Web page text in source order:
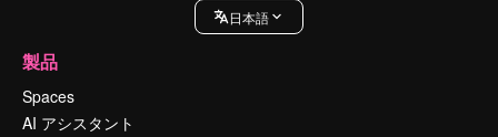
日本語
製品
Spaces
AI アシスタント